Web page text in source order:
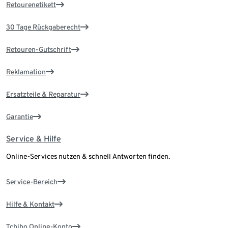
Retourenetikett
30 Tage Rückgaberecht
Retouren-Gutschrift
Reklamation
Ersatzteile & Reparatur
Garantie
Service & Hilfe
Online-Services nutzen & schnell Antworten finden.
Service-Bereich
Hilfe & Kontakt